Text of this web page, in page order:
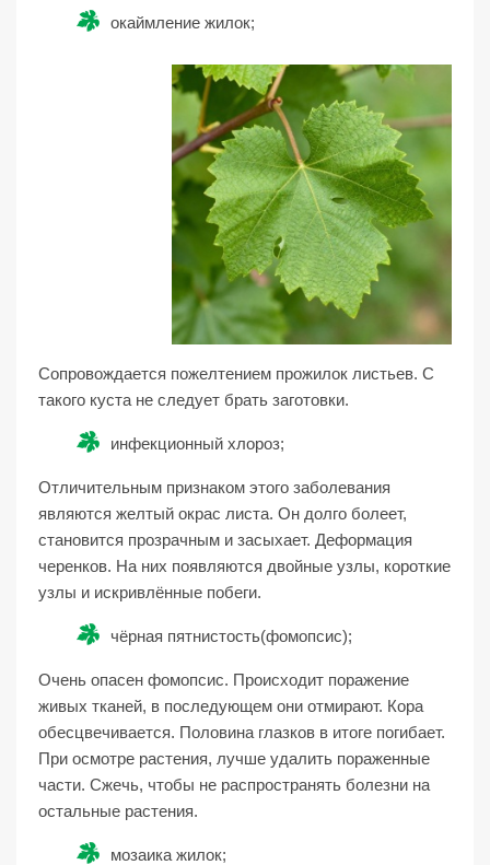
окаймление жилок;
Сопровождается пожелтением прожилок листьев. С
такого куста не следует брать заготовки.
инфекционный хлороз;
Отличительным признаком этого заболевания
являются желтый окрас листа. Он долго болеет,
становится прозрачным и засыхает. Деформация
черенков. На них появляются двойные узлы, короткие
узлы и искривлённые побеги.
чёрная пятнистость(фомопсис);
Очень опасен фомопсис. Происходит поражение
живых тканей, в последующем они отмирают. Кора
обесцвечивается. Половина глазков в итоге погибает.
При осмотре растения, лучше удалить пораженные
части. Сжечь, чтобы не распространять болезни на
остальные растения.
мозаика жилок;